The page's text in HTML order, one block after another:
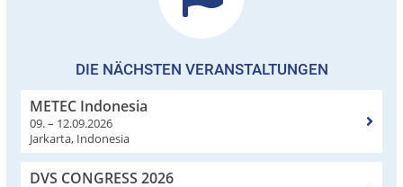
DIE NÄCHSTEN VERANSTALTUNGEN
METEC Indonesia
09. – 12.09.2026
Jarkarta, Indonesia
DVS CONGRESS 2026